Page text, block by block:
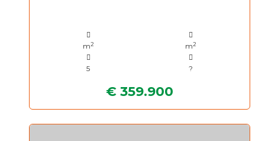
m2 m2
5 ?
€ 359.900